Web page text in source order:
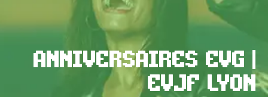
anniversaires evg |
evjf Lyon